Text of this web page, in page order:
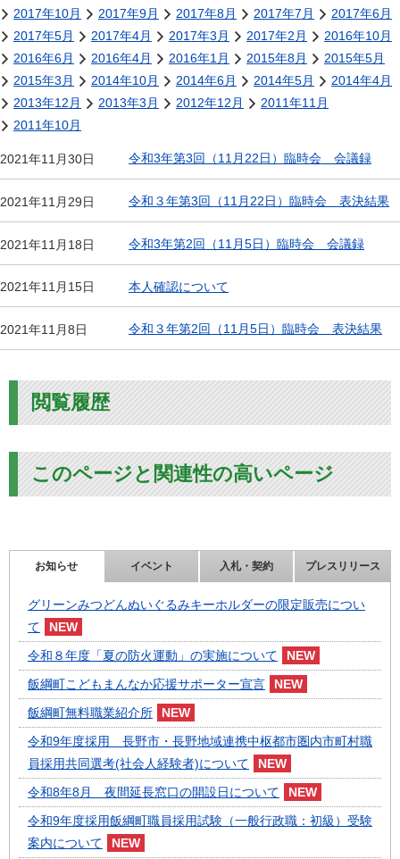
2017年10月
2017年9月 2017年8月 2017年7月
2017年6月
2017年5月
2017年4月 2017年3月 2017年2月
2016年10月
2016年6月
2016年4月 2016年1月 2015年8月
2015年5月
2015年3月
2014年10月 2014年6月 2014年5月
2014年4月
2013年12月
2013年3月 2012年12月
2011年11月
2011年10月
2021年11月30日 令和3年第3回（11月22日）臨時会 会議録
2021年11月29日 令和３年第3回（11月22日）臨時会 表決結果
2021年11月18日 令和3年第2回（11月5日）臨時会 会議録
2021年11月15日 本人確認について
2021年11月8日 令和３年第2回（11月5日）臨時会 表決結果
閲覧履歴
このページと関連性の高いページ
お知らせ イベント 入札・契約 プレスリリース
グリーンみつどんぬいぐるみキーホルダーの限定販売につい
て
令和８年度「夏の防火運動」の実施について
飯綱町こどもまんなか応援サポーター宣言
飯綱町無料職業紹介所
令和9年度採用 長野市・長野地域連携中枢都市圏内市町村職
員採用共同選考(社会人経験者)について
令和8年8月 夜間延長窓口の開設日について
令和9年度採用飯綱町職員採用試験（一般行政職：初級）受験
案内について